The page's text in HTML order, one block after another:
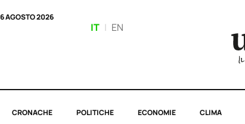
6 AGOSTO 2026
IT | EN
CRONACHE POLITICHE ECONOMIE CLIMA